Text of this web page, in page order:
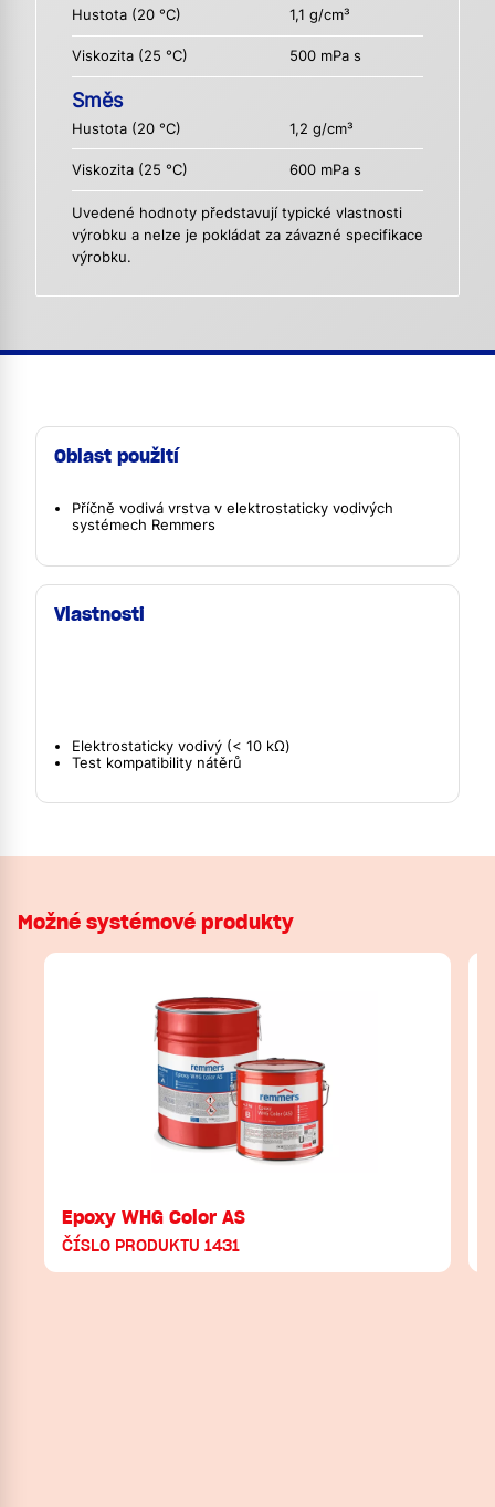
Hustota (20 °C) 1,1 g/cm³
Viskozita (25 °C) 500 mPa s
Směs
Hustota (20 °C) 1,2 g/cm³
Viskozita (25 °C) 600 mPa s
Uvedené hodnoty představují typické vlastnosti
výrobku a nelze je pokládat za závazné specifikace
výrobku.
Oblast použití
Příčně vodivá vrstva v elektrostaticky vodivých
systémech Remmers
Vlastnosti
Elektrostaticky vodivý (< 10 kΩ)
Test kompatibility nátěrů
Možné systémové produkty
Epoxy WHG Color AS
ČÍSLO PRODUKTU 1431